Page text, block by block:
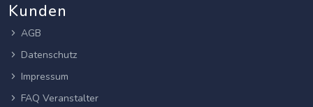
Kunden
AGB
Datenschutz
Impressum
FAQ Veranstalter